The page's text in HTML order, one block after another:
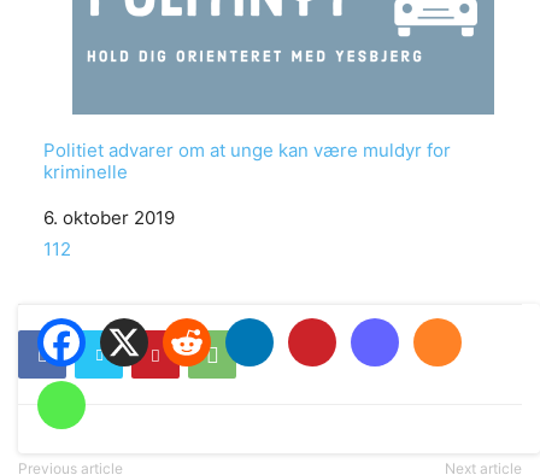
Politiet advarer om at unge kan være muldyr for
kriminelle
Date
6. oktober 2019
In relation to
112
Previous article Next article